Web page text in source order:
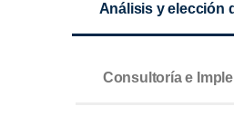
Análisis y elección
Consultoría e